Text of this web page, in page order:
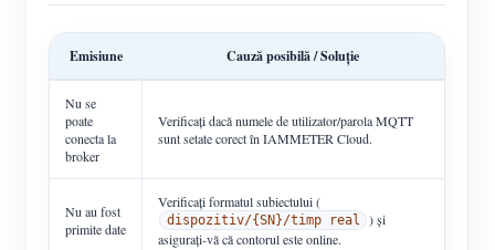
Emisiune Cauză posibilă / Soluție
Nu se
poate
conecta la
broker
Verificați dacă numele de utilizator/parola MQTT
sunt setate corect în IAMMETER Cloud.
Nu au fost
primite date
Verificați formatul subiectului (
dispozitiv/{SN}/timp real
) și
asigurați-vă că contorul este online.